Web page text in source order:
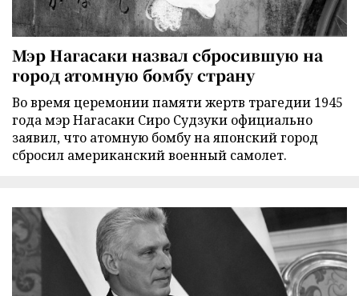
Мэр Нагасаки назвал сбросившую на
город атомную бомбу страну
Во время церемонии памяти жертв трагедии 1945
года мэр Нагасаки Сиро Судзуки официально
заявил, что атомную бомбу на японский город
сбросил американский военный самолет.